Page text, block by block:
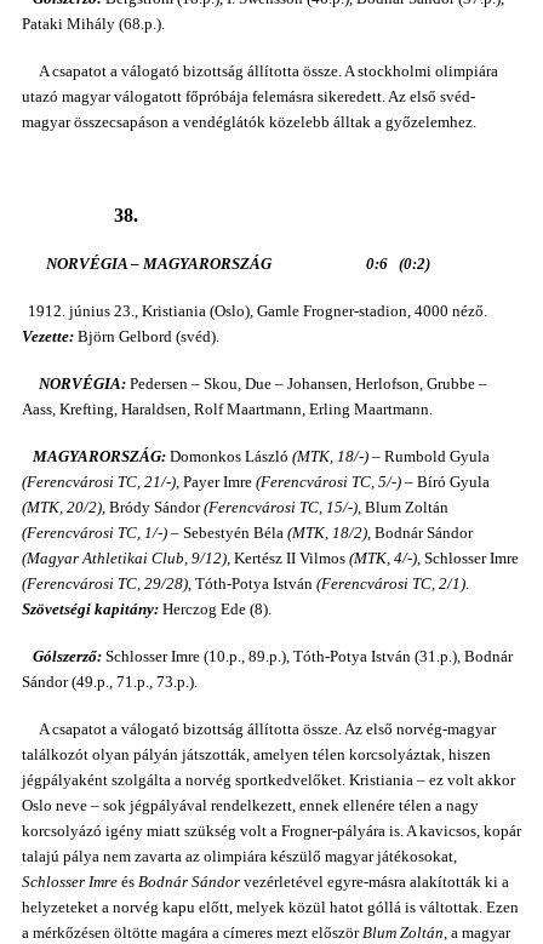
Pataki Mihály (68.p.).
A csapatot a válogató bizottság állította össze. A stockholmi olimpiára
utazó magyar válogatott főpróbája felemásra sikeredett. Az első svéd-
magyar összecsapáson a vendéglátók közelebb álltak a győzelemhez.
38.
NORVÉGIA – MAGYARORSZÁG 0:6 (0:2)
1912. június 23., Kristiania (Oslo), Gamle Frogner-stadion, 4000 néző.
Vezette: Björn Gelbord (svéd).
NORVÉGIA: Pedersen – Skou, Due – Johansen, Herlofson, Grubbe –
Aass, Krefting, Haraldsen, Rolf Maartmann, Erling Maartmann.
MAGYARORSZÁG: Domonkos László (MTK, 18/-) – Rumbold Gyula
(Ferencvárosi TC, 21/-) , Payer Imre (Ferencvárosi TC, 5/-) – Bíró Gyula
(MTK, 20/2) , Bródy Sándor(Ferencvárosi TC, 15/-) , Blum Zoltán
(Ferencvárosi TC, 1/-) – Sebestyén Béla (MTK, 18/2) , Bodnár Sándor
(Magyar Athletikai Club, 9/12) , Kertész II Vilmos (MTK, 4/-) , Schlosser Imre
(Ferencvárosi TC, 29/28) , Tóth-Potya István (Ferencvárosi TC, 2/1)
Szövetségi kapitány: Herczog Ede (8).
Gólszerző: Schlosser Imre (10.p., 89.p.), Tóth-Potya István (31.p.), Bodnár
Sándor (49.p., 71.p., 73.p.).
A csapatot a válogató bizottság állította össze. Az első norvég-magyar
találkozót olyan pályán játszották, amelyen télen korcsolyáztak, hiszen
jégpályaként szolgálta a norvég sportkedvelőket. Kristiania – ez volt akkor
Oslo neve – sok jégpályával rendelkezett, ennek ellenére télen a nagy
korcsolyázó igény miatt szükség volt a Frogner-pályára is. A kavicsos, kopár
talajú pálya nem zavarta az olimpiára készülő magyar játékosokat,
Schlosser Imre és Bodnár Sándor vezérletével egyre-másra alakították ki a
helyzeteket a norvég kapu előtt, melyek közül hatot góllá is váltottak. Ezen
a mérkőzésen öltötte magára a címeres mezt először Blum Zoltán , a magyar